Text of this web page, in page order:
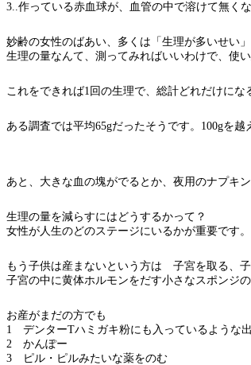
3..作っている赤血球が、血管の中で溶けて無く
妙齢の女性のばあい、多くは「生理が多いせい
生理の量なんて、測ってみればいいわけで、使
これをできれば1回の生理で、総計どれだけにな
ある調査では平均65gだったそうです。100gを
あと、大きな血の塊がでるとか、夜用のナプキ
生理の量を減らすにはどうするかって？
女性が人生のどのステージにいるかが重要です。
もう子供は産まないという方は 子宮を取る、
子宮の中に黄体ホルモンをだす小さなスポンジ
お産がまだの方でも
1 デンターTハミガキ粉にも入っているような
2 かんぽー
3 ピル・ピルみたいな薬をのむ